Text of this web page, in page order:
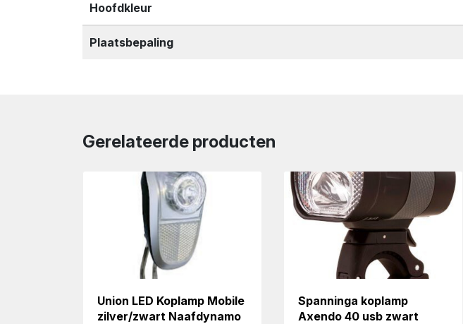
Hoofdkleur
Plaatsbepaling
Gerelateerde producten
Union LED Koplamp Mobile
zilver/zwart Naafdynamo
Spanninga koplamp
Axendo 40 usb zwart